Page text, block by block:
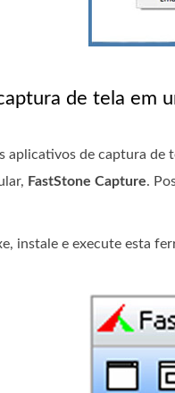
de tela em
aplicativos de captura de
FastStone Capture.
instale e execute esta